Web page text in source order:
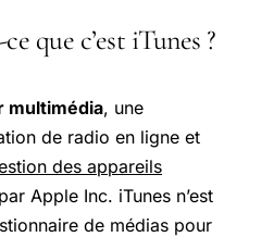
que c’est iTunes ?
multimédia, une
de radio en ligne et
des appareils
Apple Inc. iTunes n’est
de médias pour